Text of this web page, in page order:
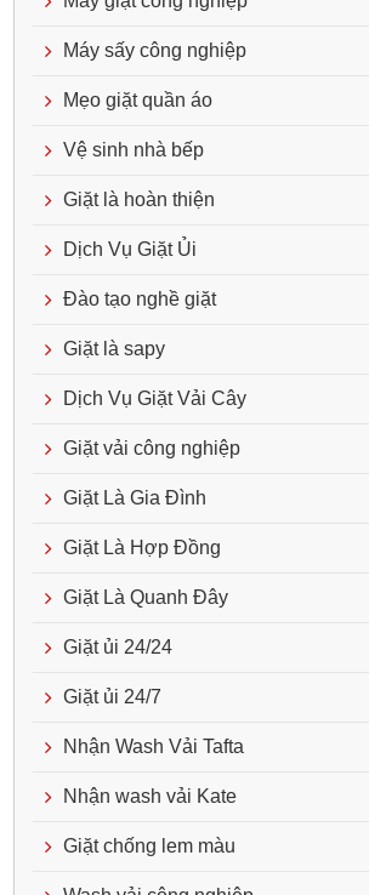
Máy sấy công nghiệp
Mẹo giặt quần áo
Vệ sinh nhà bếp
Giặt là hoàn thiện
Dịch Vụ Giặt Ủi
Đào tạo nghề giặt
Giặt là sapy
Dịch Vụ Giặt Vải Cây
Giặt vải công nghiệp
Giặt Là Gia Đình
Giặt Là Hợp Đồng
Giặt Là Quanh Đây
Giặt ủi 24/24
Giặt ủi 24/7
Nhận Wash Vải Tafta
Nhận wash vải Kate
Giặt chống lem màu